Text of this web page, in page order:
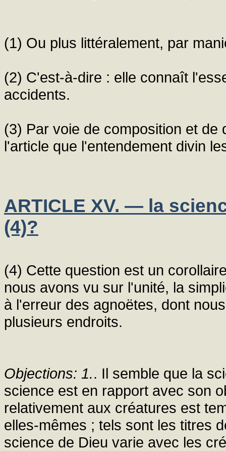
(1) Ou plus littéralement, par
(2) C'est-à-dire : elle connaît
accidents.
(3) Par voie de composition et
l'article que l'entendement divin
ARTICLE XV. — la
(4)?
(4) Cette question est un
nous avons vu sur l'unité, la
à l'erreur des agnoëtes, dont
plusieurs endroits.
Objections: 1.. Il semble que la
science est en rapport avec son
relativement aux créatures est
elles-mêmes ; tels sont les titres
science de Dieu varie avec les